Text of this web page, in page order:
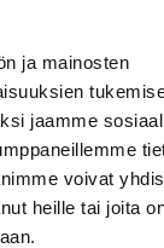
ja mainosten
jaamme
voivat
heille tai joita
Kemin